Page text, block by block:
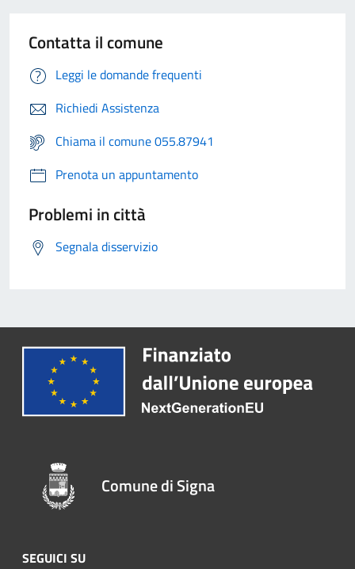
Contatta il comune
Leggi le domande frequenti
Richiedi Assistenza
Chiama il comune 055.87941
Prenota un appuntamento
Problemi in città
Segnala disservizio
Comune di Signa
SEGUICI SU